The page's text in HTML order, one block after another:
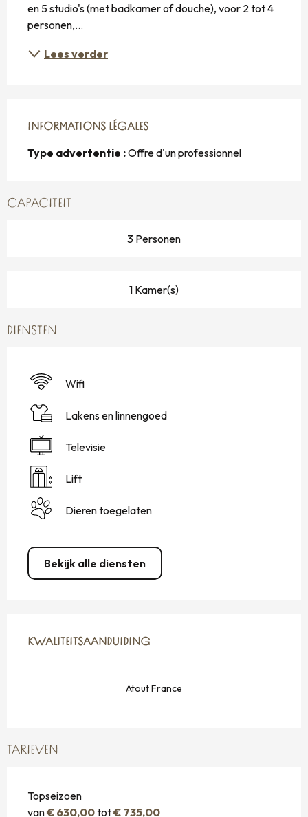
en 5 studio's (met badkamer of douche), voor 2 tot 4
personen,...
Lees verder
INFORMATIONS LÉGALES
INFORMATIONS LÉGALES
Type advertentie :Offre d'un professionnel
CAPACITEIT
3 Personen
1 Kamer(s)
DIENSTEN
Wifi
Lakens en linnengoed
Televisie
Lift
Dieren toegelaten
Bekijk alle diensten
KWALITEITSAANDUIDING
KWALITEITSAANDUIDING
Atout France
TARIEVEN
Topseizoen
van€ 630,00tot€ 735,00